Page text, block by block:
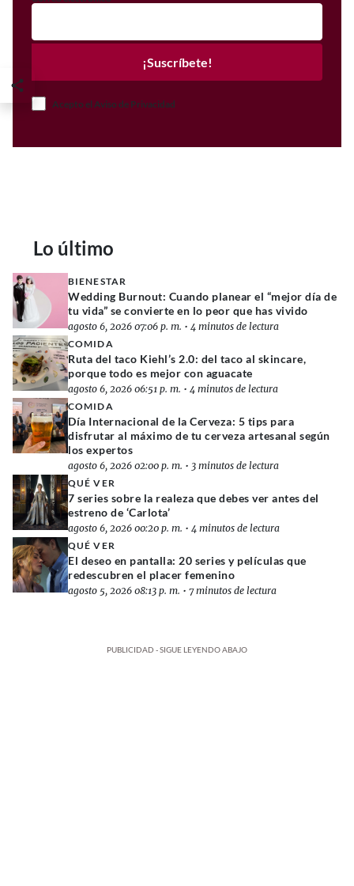
¡Suscríbete!
Acepto el Aviso de Privacidad
Lo último
BIENESTAR
Wedding Burnout: Cuando planear el “mejor día de
tu vida” se convierte en lo peor que has vivido
agosto 6, 2026 07:06 p. m. • 4 minutos de lectura
COMIDA
Ruta del taco Kiehl’s 2.0: del taco al skincare,
porque todo es mejor con aguacate
agosto 6, 2026 06:51 p. m. • 4 minutos de lectura
COMIDA
Día Internacional de la Cerveza: 5 tips para
disfrutar al máximo de tu cerveza artesanal según
los expertos
agosto 6, 2026 02:00 p. m. • 3 minutos de lectura
QUÉ VER
7 series sobre la realeza que debes ver antes del
estreno de ‘Carlota’
agosto 6, 2026 00:20 p. m. • 4 minutos de lectura
QUÉ VER
El deseo en pantalla: 20 series y películas que
redescubren el placer femenino
agosto 5, 2026 08:13 p. m. • 7 minutos de lectura
PUBLICIDAD - SIGUE LEYENDO ABAJO